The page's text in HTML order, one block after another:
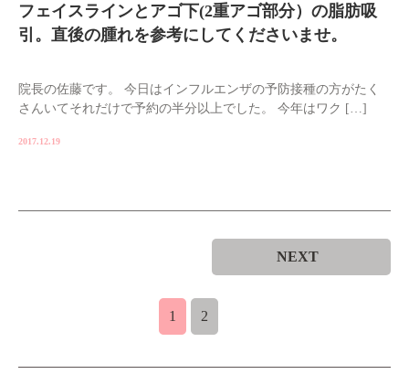
フェイスラインとアゴ下(2重アゴ部分）の脂肪吸
引。直後の腫れを参考にしてくださいませ。
院長の佐藤です。 今日はインフルエンザの予防接種の方がたく
さんいてそれだけで予約の半分以上でした。 今年はワク […]
2017.12.19
1 2
NEXT